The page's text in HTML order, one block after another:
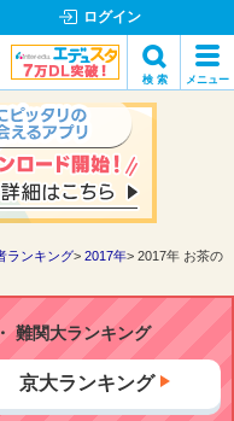
ログイン
検 索 メニュー
検索
ランキング 2017年
2017年 お茶の
難関大ランキング
京大ランキング